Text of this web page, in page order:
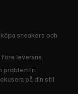
sneakers och
leverans.
problemfri
på din stil